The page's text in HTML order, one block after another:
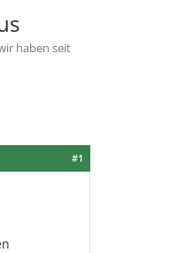
haben seit
#1